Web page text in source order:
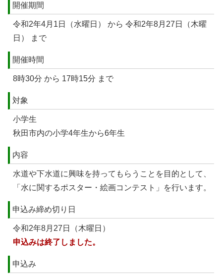
開催期間
令和2年4月1日（水曜日） から 令和2年8月27日（木曜
日） まで
開催時間
8時30分 から 17時15分 まで
対象
小学生
秋田市内の小学4年生から6年生
内容
水道や下水道に興味を持ってもらうことを目的として、
「水に関するポスター・絵画コンテスト」を行います。
申込み締め切り日
令和2年8月27日（木曜日）
申込みは終了しました。
申込み